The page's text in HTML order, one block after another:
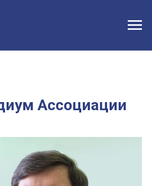
Ассоциации